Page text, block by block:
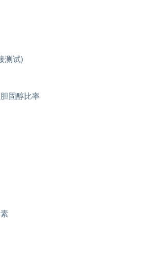
测试)
固醇比率